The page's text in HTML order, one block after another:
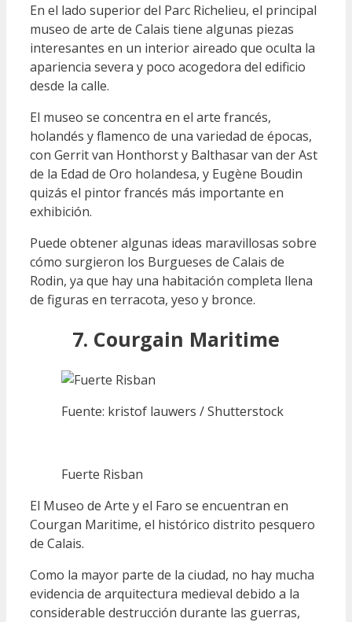
En el lado superior del Parc Richelieu, el principal
museo de arte de Calais tiene algunas piezas
interesantes en un interior aireado que oculta la
apariencia severa y poco acogedora del edificio
desde la calle.
El museo se concentra en el arte francés,
holandés y flamenco de una variedad de épocas,
con Gerrit van Honthorst y Balthasar van der Ast
de la Edad de Oro holandesa, y Eugène Boudin
quizás el pintor francés más importante en
exhibición.
Puede obtener algunas ideas maravillosas sobre
cómo surgieron los Burgueses de Calais de
Rodin, ya que hay una habitación completa llena
de figuras en terracota, yeso y bronce.
7. Courgain Maritime
Fuente: kristof lauwers / Shutterstock
Fuerte Risban
El Museo de Arte y el Faro se encuentran en
Courgan Maritime, el histórico distrito pesquero
de Calais.
Como la mayor parte de la ciudad, no hay mucha
evidencia de arquitectura medieval debido a la
considerable destrucción durante las guerras,